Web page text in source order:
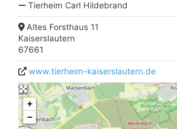
Tierheim Carl Hildebrand
Altes Forsthaus 11
Kaiserslautern
67661
www.tierheim-kaiserslautern.de
+
−